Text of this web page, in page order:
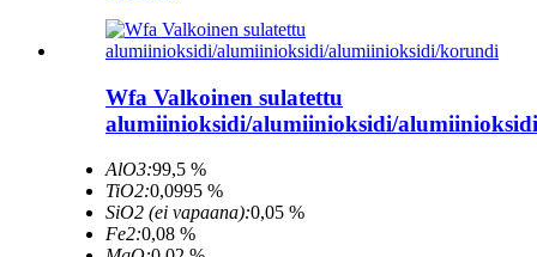
Wfa Valkoinen sulatettu
alumiinioksidi/alumiinioksidi/
AlO3:99,5 %
TiO2:0,0995 %
SiO2 (ei vapaana):0,05 %
Fe2:0,08 %